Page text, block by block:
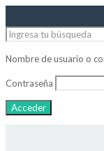
Nombre de usuario o
Contraseña